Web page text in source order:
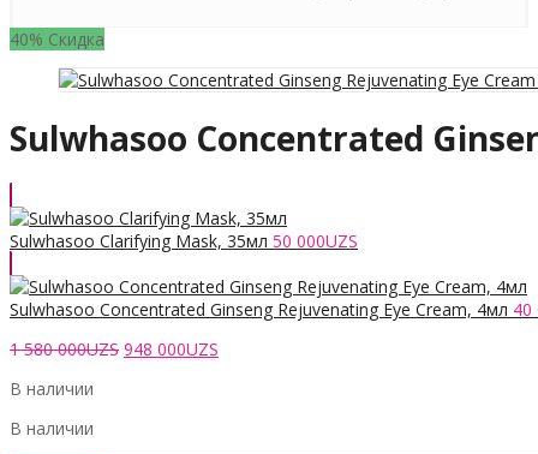
40% Скидка
Sulwhasoo Concentrated
Sulwhasoo Clarifying Mask, 35мл 50 000UZS
Sulwhasoo Concentrated Ginseng Rejuvenating Eye Cream, 4мл 40
1 580 000UZS Первоначальная
948 000UZS
В наличии
В наличии